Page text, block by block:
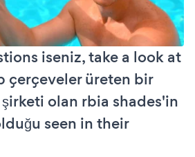
iseniz, take a look at
çerçeveler üreten bir
olan rbia shades'in
seen in their